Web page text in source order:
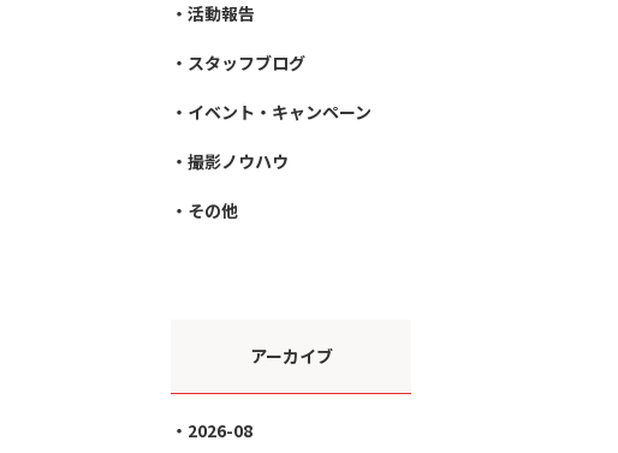
活動報告
スタッフブログ
イベント・キャンペーン
撮影ノウハウ
その他
アーカイブ
2026-08